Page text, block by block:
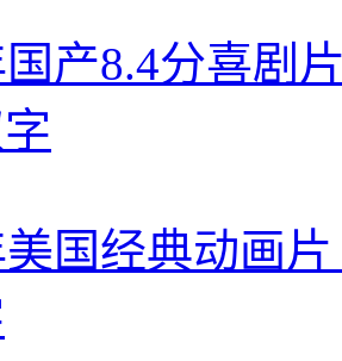
国产8.4分喜剧
美国经典动画